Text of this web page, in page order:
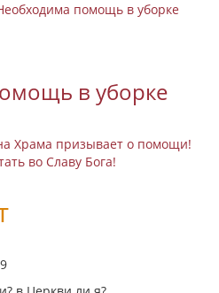
помощь в уборке
в уборке
Храма призывает о помощи!
во Славу Бога!